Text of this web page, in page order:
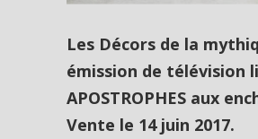
Les Décors de la
émission de télévision
APOSTROPHES aux
Vente le 14 juin 2017.